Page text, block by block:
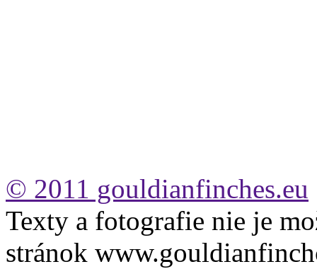
© 2011 gouldianfinches.eu
Texty a fotografie nie je
stránok